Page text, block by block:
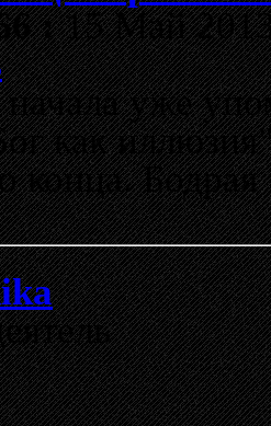
:15 Май
уже
как
конца.